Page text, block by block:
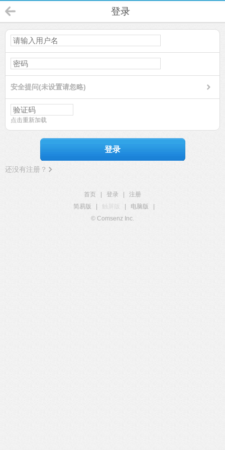
登录
安全提问(未设置请忽略)
点击重新加载
登录
还没有注册？
首页 登录
注册
简易版
触屏版 电脑版
© Comsenz Inc.